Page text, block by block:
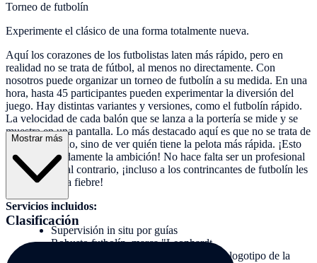
Torneo de futbolín
Experimente el clásico de una forma totalmente nueva.
Aquí los corazones de los futbolistas laten más rápido, pero en
realidad no se trata de fútbol, al menos no directamente. Con
nosotros puede organizar un torneo de futbolín a su medida. En una
hora, hasta 45 participantes pueden experimentar la diversión del
juego. Hay distintas variantes y versiones, como el futbolín rápido.
La velocidad de cada balón que se lanza a la portería se mide y se
muestra en una pantalla. Lo más destacado aquí es que no se trata de
ganar el partido, sino de ver quién tiene la pelota más rápida. ¡Esto
despierta rápidamente la ambición! No hace falta ser un profesional
para hacerlo, al contrario, ¡incluso a los contrincantes de futbolín les
puede entrar la fiebre!
Servicios incluidos:
Supervisión in situ por guías
Robusto futbolín, marca "Leonhardt
El futbolín se puede personalizar con el logotipo de la
Mostrar más
Clasificación